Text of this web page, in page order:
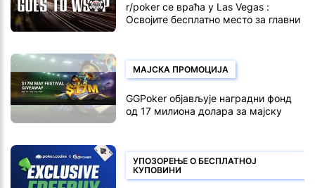
r/poker се враћа у Las Vegas :
Освојите бесплатно место за главни
МАЈСКА ПРОМОЦИЈА
GGPoker објављује наградни фонд
од 17 милиона долара за мајску
УПОЗОРЕЊЕ О БЕСПЛАТНОЈ
КУПОВИНИ